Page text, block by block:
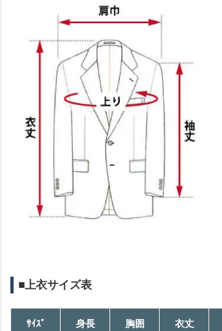
■上衣サイズ表
ｻｲｽﾞ 身長 胸囲 衣丈